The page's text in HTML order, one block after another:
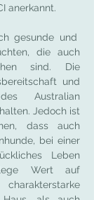
anerkannt.
gesunde und
die auch
sind. Die
und
Australian
Jedoch ist
dass auch
bei einer
Leben
Wert auf